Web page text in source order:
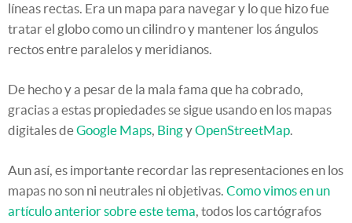
líneas rectas. Era un mapa para navegar y lo que hizo fue
tratar el globo como un cilindro y mantener los ángulos
rectos entre paralelos y meridianos.
De hecho y a pesar de la mala fama que ha cobrado,
gracias a estas propiedades se sigue usando en los mapas
digitales deGoogle Maps, BingyOpenStreetMap.
Aun así, es importante recordar las representaciones en los
mapas no son ni neutrales ni objetivas. Como vimos en un
artículo anterior sobre este tema, todos los cartógrafos